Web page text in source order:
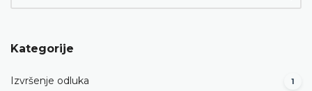
Kategorije
Izvršenje odluka 1